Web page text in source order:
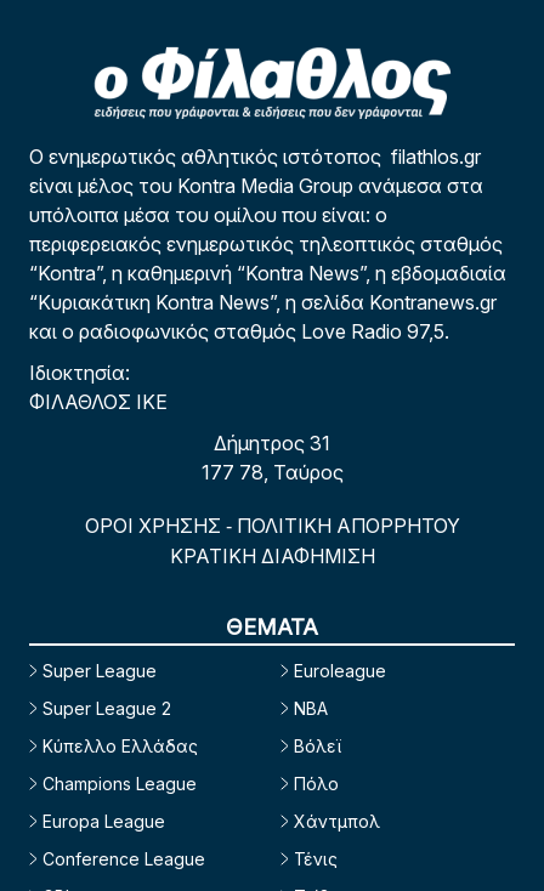
Ο ενημερωτικός αθλητικός ιστότοπος filathlos.gr
είναι μέλος του Kontra Media Group ανάμεσα στα
υπόλοιπα μέσα του ομίλου που είναι: ο
περιφερειακός ενημερωτικός τηλεοπτικός σταθμός
“Kontra”, η καθημερινή “Kontra News”, η εβδομαδιαία
“Κυριακάτικη Kontra News”, η σελίδα Kontranews.gr
και ο ραδιοφωνικός σταθμός Love Radio 97,5.
Ιδιοκτησία:
ΦΙΛΑΘΛΟΣ ΙΚΕ
Δήμητρος 31
177 78, Ταύρος
ΟΡΟΙ ΧΡΗΣΗΣ - ΠΟΛΙΤΙΚΗ ΑΠΟΡΡΗΤΟΥ
ΚΡΑΤΙΚΗ ΔΙΑΦΗΜΙΣΗ
ΘΕΜΑΤΑ
Super League
Super League 2
Κύπελλο Ελλάδας
Champions League
Europa League
Conference League
Euroleague
NBA
Βόλεϊ
Πόλο
Χάντμπολ
Τένις